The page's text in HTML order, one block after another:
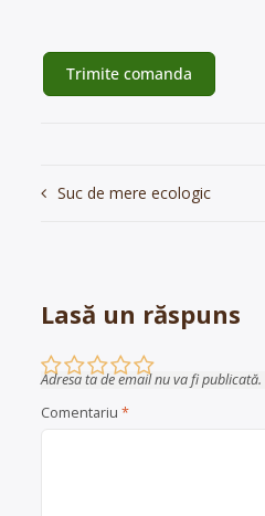
Navigare
Suc de mere ecologic
Lasă un răspuns
Adresa ta de email nu va fi publicată.
Comentariu *